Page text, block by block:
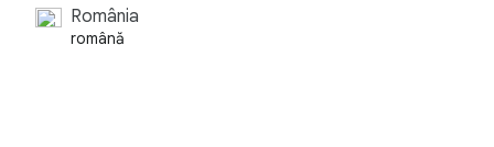
România
română